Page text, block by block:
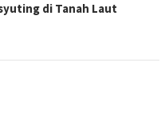
di Tanah Laut